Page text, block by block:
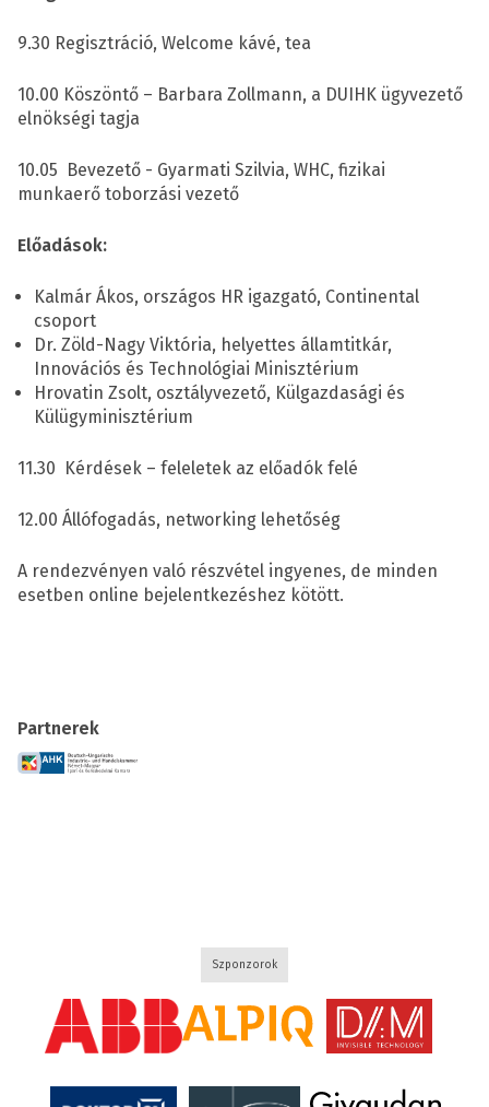
9.30 Regisztráció, Welcome kávé, tea
10.00 Köszöntő – Barbara Zollmann, a DUIHK ügyvezető
elnökségi tagja
10.05 Bevezető - Gyarmati Szilvia, WHC, fizikai
munkaerő toborzási vezető
Előadások:
Kalmár Ákos, országos HR igazgató, Continental
csoport
Dr. Zöld-Nagy Viktória, helyettes államtitkár,
Innovációs és Technológiai Minisztérium
Hrovatin Zsolt, osztályvezető, Külgazdasági és
Külügyminisztérium
11.30 Kérdések – feleletek az előadók felé
12.00 Állófogadás, networking lehetőség
A rendezvényen való részvétel ingyenes, de minden
esetben online bejelentkezéshez kötött.
Partnerek
Szponzorok